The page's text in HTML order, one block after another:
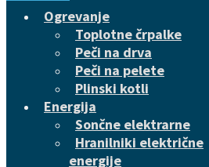
Ogrevanje
Toplotne črpalke
Peči na drva
Peči na pelete
Plinski kotli
Energija
Sončne elektrarne
Hranilniki električne
energije